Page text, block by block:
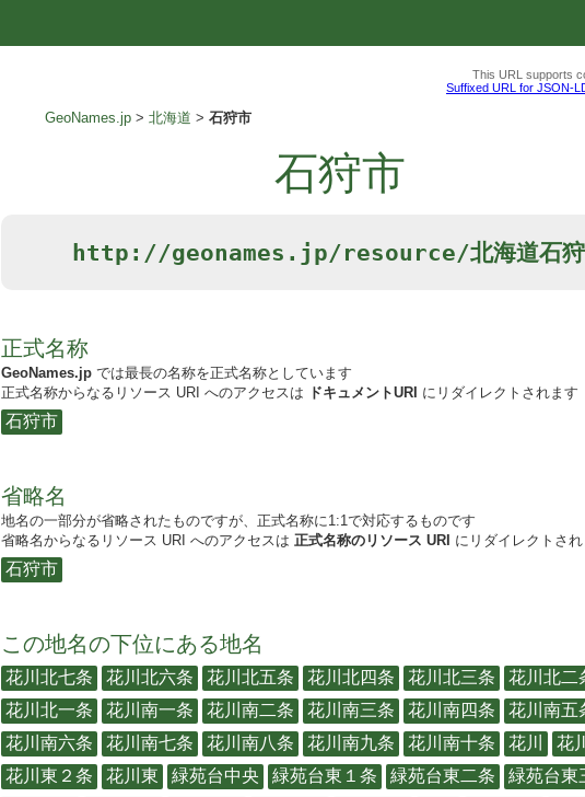
This URL supports
Suffixed URL for JSON-
GeoNames.jp 北海道 石狩市
石狩市
http://geonames.jp/resource/北海道石狩
正式名称
GeoNames.jp では最長の名称を正式名称としています
正式名称からなるリソース URI へのアクセスは ドキュメントURI にリダイレクトされます
石狩市
省略名
地名の一部分が省略されたものですが、正式名称に1:1で対応するものです
省略名からなるリソース URI へのアクセスは 正式名称のリソース URI にリダイレクトさ
石狩市
この地名の下位にある地名
花川北七条 花川北六条 花川北五条 花川北四条 花川北三条
花川北二
花川北一条
花川南一条 花川南二条 花川南三条 花川南四条
花川南五
花川南六条
花川南七条 花川南八条 花川南九条 花川南十条 花川
花
花川東２条
花川東 緑苑台中央 緑苑台東１条 緑苑台東二条 緑苑台東